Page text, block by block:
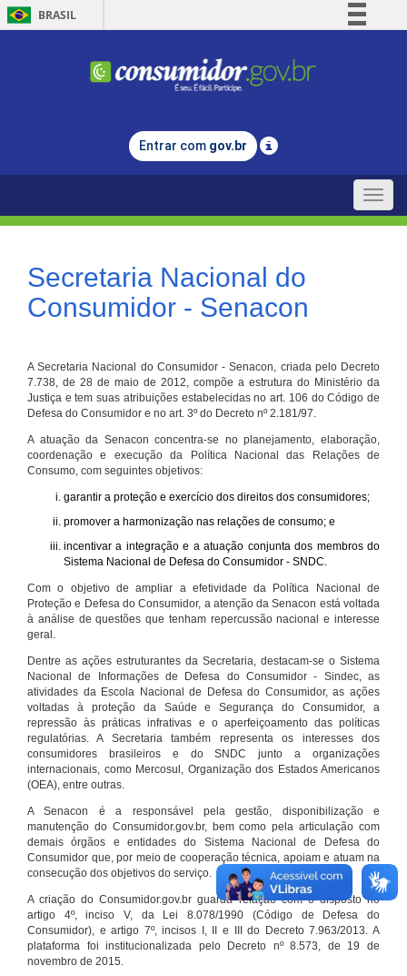
BRASIL
Comunica BR
Legislação
Entrar com gov.br
Toggle
Secretaria Nacional do
Consumidor - Senacon
A Secretaria Nacional do Consumidor - Senacon, criada pelo Decreto
7.738, de 28 de maio de 2012, compõe a estrutura do Ministério da
Justiça e tem suas atribuições estabelecidas no art. 106 do Código de
Defesa do Consumidor e no art. 3º do Decreto nº 2.181/97.
A atuação da Senacon concentra-se no planejamento, elaboração,
coordenação e execução da Política Nacional das Relações de
Consumo, com seguintes objetivos:
garantir a proteção e exercício dos direitos dos consumidores;
promover a harmonização nas relações de consumo; e
incentivar a integração e a atuação conjunta dos membros do
Sistema Nacional de Defesa do Consumidor - SNDC.
Com o objetivo de ampliar a efetividade da Política Nacional de
Proteção e Defesa do Consumidor, a atenção da Senacon está voltada
à análise de questões que tenham repercussão nacional e interesse
geral.
Dentre as ações estruturantes da Secretaria, destacam-se o Sistema
Nacional de Informações de Defesa do Consumidor - Sindec, as
atividades da Escola Nacional de Defesa do Consumidor, as ações
voltadas à proteção da Saúde e Segurança do Consumidor, a
repressão às práticas infrativas e o aperfeiçoamento das políticas
regulatórias. A Secretaria também representa os interesses dos
consumidores brasileiros e do SNDC junto a organizações
internacionais, como Mercosul, Organização dos Estados Americanos
(OEA), entre outras.
A Senacon é a responsável pela gestão, disponibilização e
manutenção do Consumidor.gov.br, bem como pela articulação com
demais órgãos e entidades do Sistema Nacional de Defesa do
Consumidor que, por meio de cooperação técnica, apoiam e atuam na
consecução dos objetivos do serviço.
A criação do Consumidor.gov.br guarda relação com o disposto no
artigo 4º, inciso V, da Lei 8.078/1990 (Código de Defesa do
Consumidor), e artigo 7º, incisos I, II e III do Decreto 7.963/2013. A
plataforma foi institucionalizada pelo Decreto nº 8.573, de 19 de
novembro de 2015.